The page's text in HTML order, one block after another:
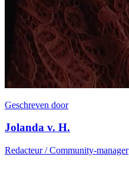
Geschreven door
Jolanda v. H.
Redacteur / Community-manager